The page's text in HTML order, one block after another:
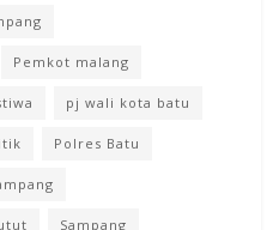
Pemkot malang
pj wali kota batu
Polres Batu
Sampang